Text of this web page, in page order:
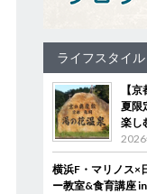
ライフスタイル
【
夏限
楽し
横浜F・マリノス×
ー教室&食育講座